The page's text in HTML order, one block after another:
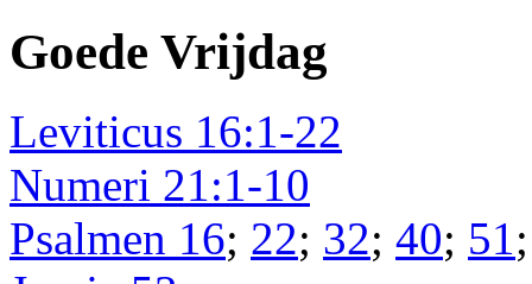
Goede Vrijdag
Leviticus 16:1-22
Numeri 21:1-10
Psalmen 16; 22; 32; 40; 51